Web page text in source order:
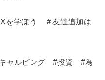
を学ぼう ＃友達追加は
ャルピング #投資 #為